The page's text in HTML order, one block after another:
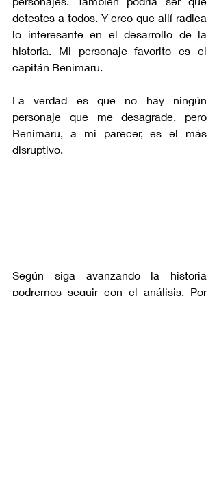
detestes a todos. Y creo que allí radica
lo interesante en el desarrollo de la
historia. Mi personaje favorito es el
capitán Benimaru.
La verdad es que no hay ningún
personaje que me desagrade, pero
Benimaru, a mi parecer, es el más
disruptivo.
Según siga avanzando la historia
podremos seguir con el análisis. Por